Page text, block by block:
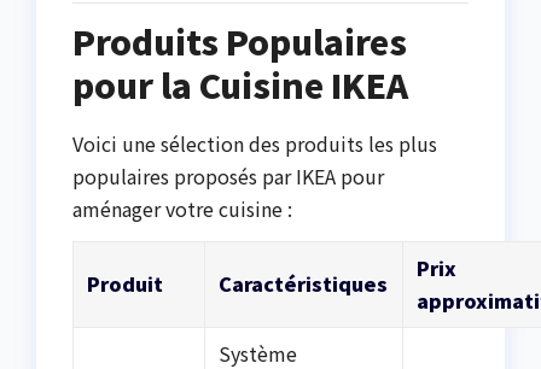
Produits Populaires
pour la Cuisine IKEA
Voici une sélection des produits les plus
populaires proposés par IKEA pour
aménager votre cuisine :
Produit Caractéristiques
Prix
Système